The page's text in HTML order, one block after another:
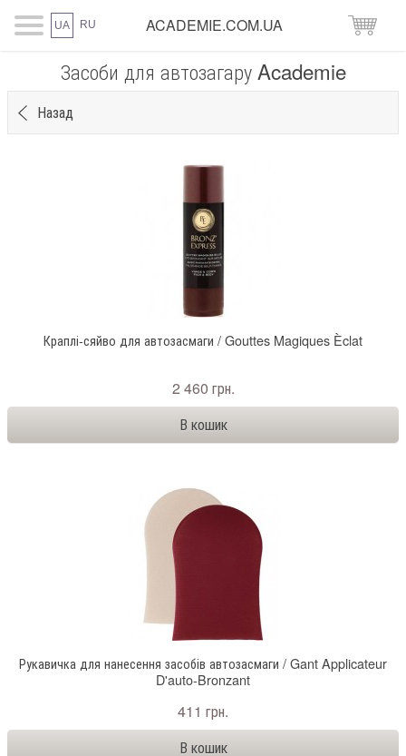
UA RU ACADEMIE.COM.UA
Засоби для автозагару Academie
Назад
Краплі-сяйво для автозасмаги / Gouttes Magiques Èclat
2 460 грн.
Рукавичка для нанесення засобів автозасмаги / Gant Applicateur
D'auto-Bronzant
411 грн.